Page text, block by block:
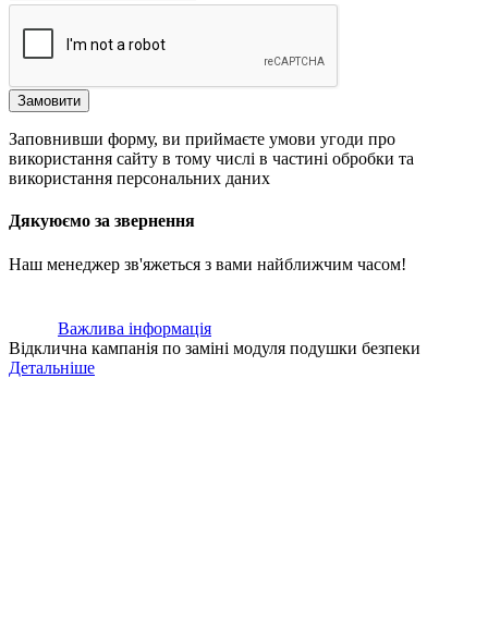
Замовити
Заповнивши форму, ви приймаєте умови угоди про
використання сайту в тому числі в частині обробки та
використання персональних даних
Дякуюємо за звернення
Наш менеджер зв'яжеться з вами найближчим часом!
Важлива інформація
Відклична кампанія по заміні модуля подушки безпеки
Детальніше